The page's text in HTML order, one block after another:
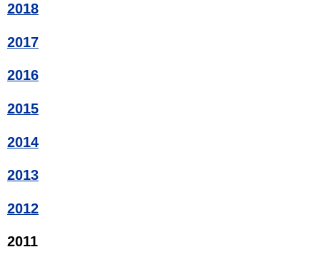
2018
2017
2016
2015
2014
2013
2012
2011